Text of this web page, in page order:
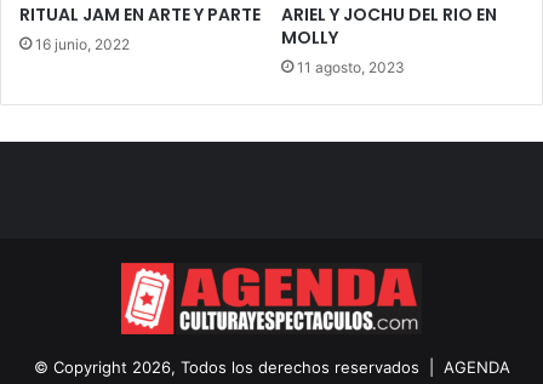
RITUAL JAM EN ARTE Y PARTE
16 junio, 2022
ARIEL Y JOCHU DEL RIO EN
MOLLY
11 agosto, 2023
© Copyright 2026, Todos los derechos reservados | AGENDA